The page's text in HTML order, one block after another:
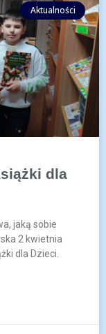
Aktualności
dla
jaką sobie
2 kwietnia
dla Dzieci.